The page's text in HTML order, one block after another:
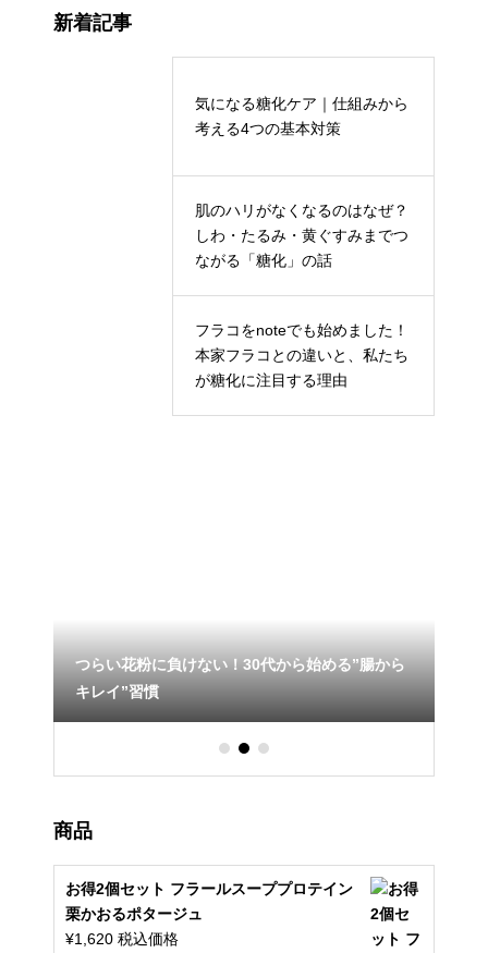
新着記事
気になる糖化ケア｜仕組みから
考える4つの基本対策
肌のハリがなくなるのはなぜ？
しわ・たるみ・黄ぐすみまでつ
ながる「糖化」の話
フラコをnoteでも始めました！
本家フラコとの違いと、私たち
が糖化に注目する理由
つらい花粉に負けない！30代から始める”腸から
キレイ”習慣
商品
お得2個セット フラールスーププロテイン
栗かおるポタージュ
¥1,620 税込価格